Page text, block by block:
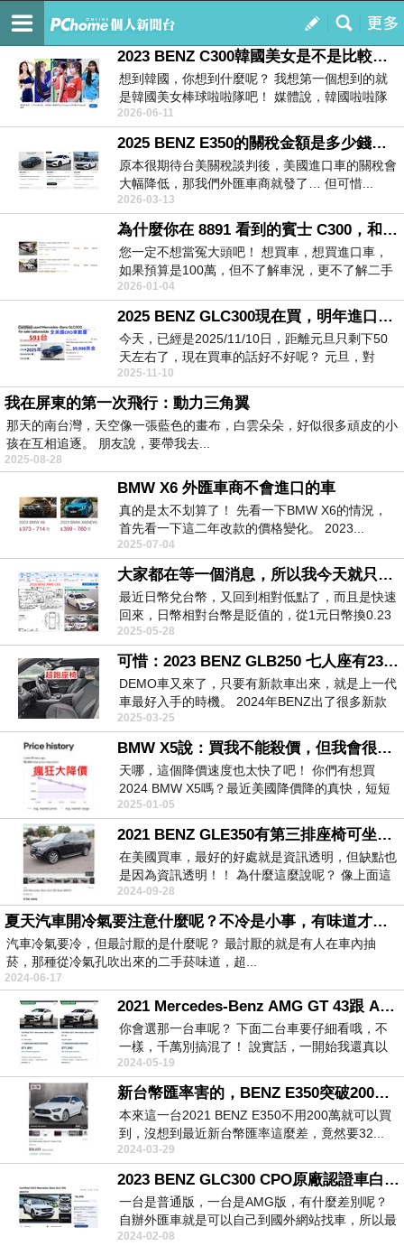
我的
訂閱
玄天國際有限公司
2023 BENZ C300韓國美女是不是比較有吸引力？
想到韓國，你想到什麼呢？ 我想第一個想到的就
是韓國美女棒球啦啦隊吧！ 媒體說，韓國啦啦隊
只有...
2026-06-11
2025 BENZ E350的關稅金額是多少錢呢？真的有省50萬嗎？
原本很期待台美關稅談判後，美國進口車的關稅會
大幅降低，那我們外匯車商就發了… 但可惜...
2026-03-13
為什麼你在 8891 看到的賓士 C300，和車商實際成交價差這麼多？
您一定不想當冤大頭吧！ 想買車，想買進口車，
如果預算是100萬，但不了解車況，更不了解二手
車行裡車...
2026-01-04
2025 BENZ GLC300現在買，明年進口好不好？
今天，已經是2025/11/10日，距離元旦只剩下50
天左右了，現在買車的話好不好呢？ 元旦，對
外...
2025-11-10
我在屏東的第一次飛行：動力三角翼
那天的南台灣，天空像一張藍色的畫布，白雲朵朵，好似很多頑皮的小
孩在互相追逐。 朋友說，要帶我去...
2025-08-28
BMW X6 外匯車商不會進口的車
真的是太不划算了！ 先看一下BMW X6的情況，
首先看一下這二年改款的價格變化。 2023...
2025-07-04
大家都在等一個消息，所以我今天就只放照片給大家看
最近日幣兌台幣，又回到相對低點了，而且是快速
回來，日幣相對台幣是貶值的，從1元日幣換0.23
台幣，變...
2025-05-28
可惜：2023 BENZ GLB250 七人座有239加拿大版本
DEMO車又來了，只要有新款車出來，就是上一代
車最好入手的時機。 2024年BENZ出了很多新款
的...
2025-03-25
BMW X5說：買我不能殺價，但我會很自愛的默默做善事
天哪，這個降價速度也太快了吧！ 你們有想買
2024 BMW X5嗎？最近美國降價降的真快，短短
一個...
2025-01-05
2021 BENZ GLE350有第三排座椅可坐七人，可惜是檸檬車LEMON CAR
在美國買車，最好的好處就是資訊透明，但缺點也
是因為資訊透明！！ 為什麼這麼說呢？ 像上面這
一...
2024-09-28
夏天汽車開冷氣要注意什麼呢？不冷是小事，有味道才令人生氣。
汽車冷氣要冷，但最討厭的是什麼呢？ 最討厭的就是有人在車內抽
菸，那種從冷氣孔吹出來的二手菸味道，超...
2024-06-17
2021 Mercedes-Benz AMG GT 43跟 AMG GT 53當中選一台吧！
你會選那一台車呢？ 下面二台車要仔細看哦，不
一樣，千萬別搞混了！ 說實話，一開始我還真以
為...
2024-05-19
新台幣匯率害的，BENZ E350突破200萬了！
本來這一台2021 BENZ E350不用200萬就可以買
到，沒想到最近新台幣匯率這麼差，竟然要32...
2024-03-29
2023 BENZ GLC300 CPO原廠認證車白色二種配備，你選那一台？
一台是普通版，一台是AMG版，有什麼差別呢？
自辦外匯車就是可以自己到國外網站找車，所以最
大的好處...
2024-02-08